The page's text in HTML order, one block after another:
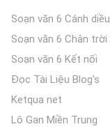
Soạn văn 6 Cánh diều
Soạn văn 6 Chân trời
Soạn văn 6 Kết nối
Đọc Tài Liệu Blog's
Ketqua net
Lô Gan Miền Trung